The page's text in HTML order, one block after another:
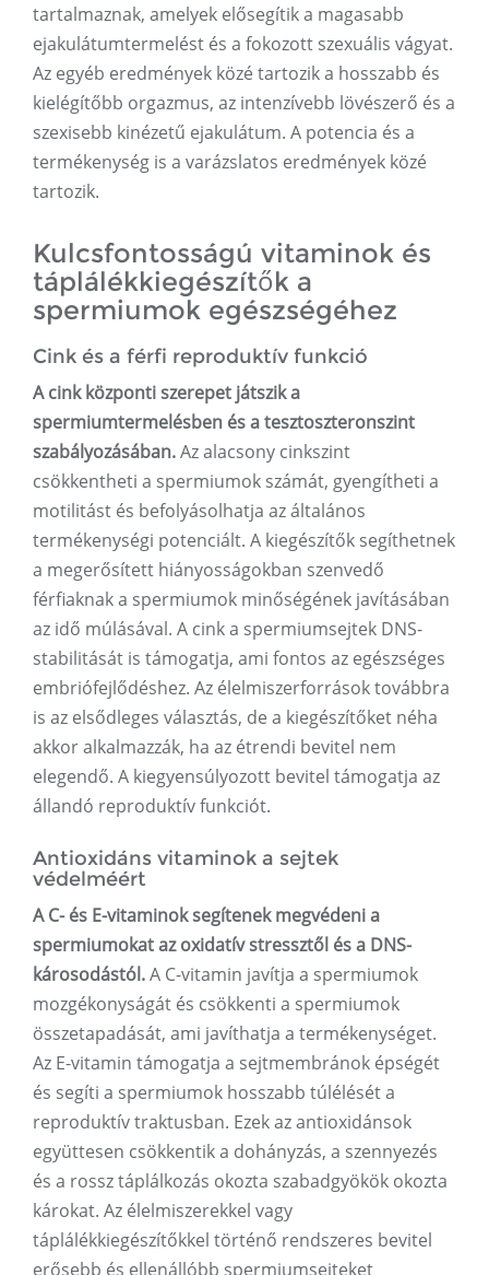
tartalmaznak, amelyek elősegítik a magasabb
ejakulátumtermelést és a fokozott szexuális vágyat.
Az egyéb eredmények közé tartozik a hosszabb és
kielégítőbb orgazmus, az intenzívebb lövészerő és a
szexisebb kinézetű ejakulátum. A potencia és a
termékenység is a varázslatos eredmények közé
tartozik.
Kulcsfontosságú vitaminok és
táplálékkiegészítők a
spermiumok egészségéhez
Cink és a férfi reproduktív funkció
A cink központi szerepet játszik a
spermiumtermelésben és a tesztoszteronszint
szabályozásában.Az alacsony cinkszint
csökkentheti a spermiumok számát, gyengítheti a
motilitást és befolyásolhatja az általános
termékenységi potenciált. A kiegészítők segíthetnek
a megerősített hiányosságokban szenvedő
férfiaknak a spermiumok minőségének javításában
az idő múlásával. A cink a spermiumsejtek DNS-
stabilitását is támogatja, ami fontos az egészséges
embriófejlődéshez. Az élelmiszerforrások továbbra
is az elsődleges választás, de a kiegészítőket néha
akkor alkalmazzák, ha az étrendi bevitel nem
elegendő. A kiegyensúlyozott bevitel támogatja az
állandó reproduktív funkciót.
Antioxidáns vitaminok a sejtek
védelméért
A C- és E-vitaminok segítenek megvédeni a
spermiumokat az oxidatív stressztől és a DNS-
károsodástól.A C-vitamin javítja a spermiumok
mozgékonyságát és csökkenti a spermiumok
összetapadását, ami javíthatja a termékenységet.
Az E-vitamin támogatja a sejtmembránok épségét
és segíti a spermiumok hosszabb túlélését a
reproduktív traktusban. Ezek az antioxidánsok
együttesen csökkentik a dohányzás, a szennyezés
és a rossz táplálkozás okozta szabadgyökök okozta
károkat. Az élelmiszerekkel vagy
táplálékkiegészítőkkel történő rendszeres bevitel
erősebb és ellenállóbb spermiumsejteket